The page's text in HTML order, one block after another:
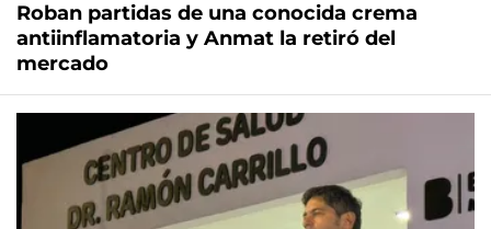
Roban partidas de una conocida crema
antiinflamatoria y Anmat la retiró del
mercado